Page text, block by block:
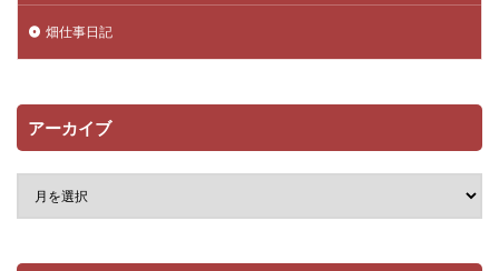
畑仕事日記
アーカイブ